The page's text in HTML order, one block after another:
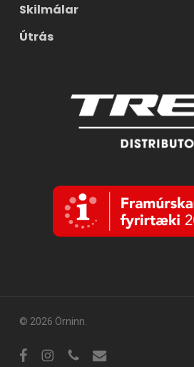
Skilmálar
Útrás
© 2026 Örninn.
FacebookInstagram
sími tölvupóstur